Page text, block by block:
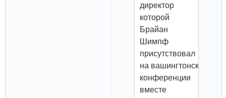
директор
которой
Брайан
Шимпф
присутствовал
на вашингтонской
конференции
вместе